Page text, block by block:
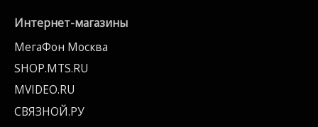
Интернет-магазины
МегаФон Москва
SHOP.MTS.RU
MVIDEO.RU
СВЯЗНОЙ.РУ